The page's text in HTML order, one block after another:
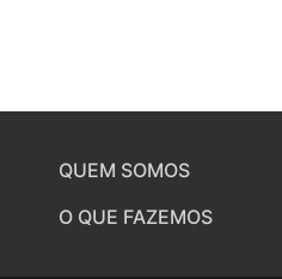
QUEM SOMOS
O QUE FAZEMOS